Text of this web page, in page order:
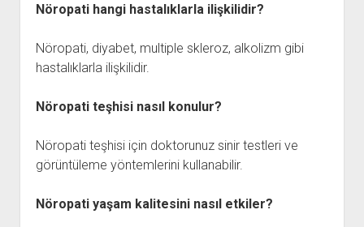
Nöropati hangi hastalıklarla ilişkilidir?
Nöropati, diyabet, multiple skleroz, alkolizm gibi
hastalıklarla ilişkilidir.
Nöropati teşhisi nasıl konulur?
Nöropati teşhisi için doktorunuz sinir testleri ve
görüntüleme yöntemlerini kullanabilir.
Nöropati yaşam kalitesini nasıl etkiler?